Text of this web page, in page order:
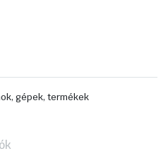
gépek, termékek